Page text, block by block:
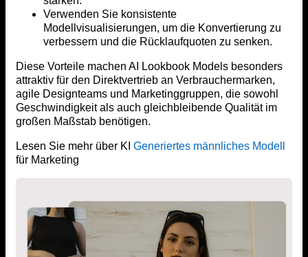
Verwenden Sie konsistente
Modellvisualisierungen, um die Konvertierung zu
verbessern und die Rücklaufquoten zu senken.
Diese Vorteile machen AI Lookbook Models besonders
attraktiv für den Direktvertrieb an Verbrauchermarken,
agile Designteams und Marketinggruppen, die sowohl
Geschwindigkeit als auch gleichbleibende Qualität im
großen Maßstab benötigen.
Lesen Sie mehr über KI Generiertes männliches Modell
für Marketing